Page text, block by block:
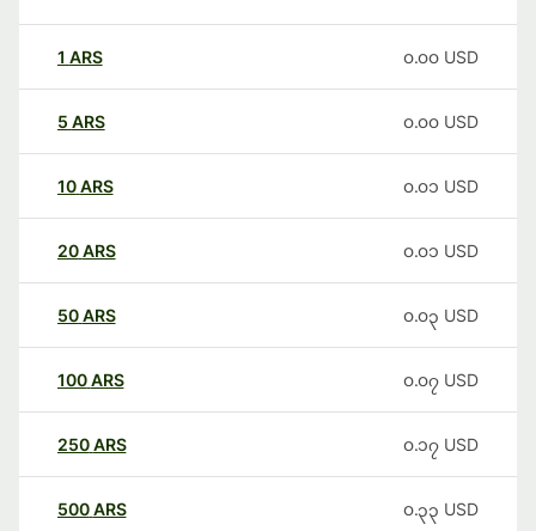
1 ARS ၀.၀၀ USD
5 ARS ၀.၀၀ USD
10ARS ၀.၀၁ USD
20ARS ၀.၀၁ USD
50ARS ၀.၀၃ USD
100ARS ၀.၀၇ USD
250ARS ၀.၁၇ USD
500ARS ၀.၃၃ USD